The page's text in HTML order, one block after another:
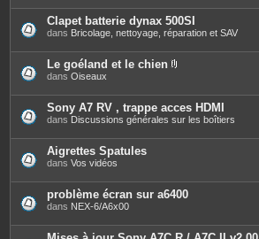
Clapet batterie dynax 500SI
dans Bricolage, nettoyage, réparation et SAV
Le goéland et le chien
è
c
e
s
j
t
e
s
dans Oiseaux
Sony A7 RV , trappe acces HDMI
dans Discussions générales sur les boîtiers
Aigrettes Spatules
dans Vos vidéos
problème écran sur a6400
dans NEX-6/A6x00